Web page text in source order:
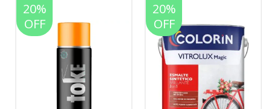
20%
OFF
20%
OFF